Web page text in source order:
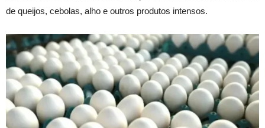
de queijos, cebolas, alho e outros produtos intensos.